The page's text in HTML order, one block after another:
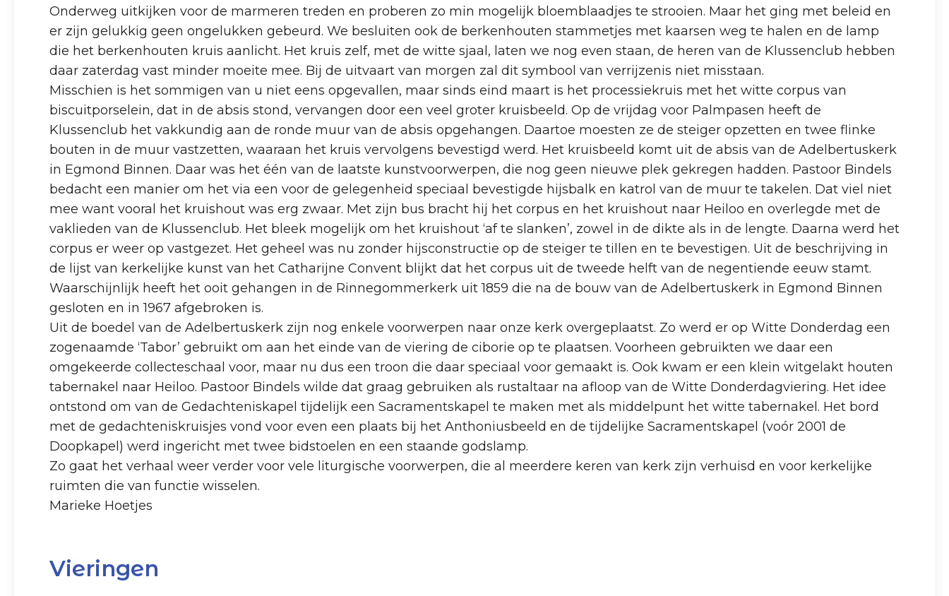
Onderweg uitkijken voor de marmeren treden en proberen zo min mogelijk bloemblaadjes te strooien. Maar het ging met beleid en
er zijn gelukkig geen ongelukken gebeurd. We besluiten ook de berkenhouten stammetjes met kaarsen weg te halen en de lamp
die het berkenhouten kruis aanlicht. Het kruis zelf, met de witte sjaal, laten we nog even staan, de heren van de Klussenclub hebben
daar zaterdag vast minder moeite mee. Bij de uitvaart van morgen zal dit symbool van verrijzenis niet misstaan.
Misschien is het sommigen van u niet eens opgevallen, maar sinds eind maart is het processiekruis met het witte corpus van
biscuitporselein, dat in de absis stond, vervangen door een veel groter kruisbeeld. Op de vrijdag voor Palmpasen heeft de
Klussenclub het vakkundig aan de ronde muur van de absis opgehangen. Daartoe moesten ze de steiger opzetten en twee flinke
bouten in de muur vastzetten, waaraan het kruis vervolgens bevestigd werd. Het kruisbeeld komt uit de absis van de Adelbertuskerk
in Egmond Binnen. Daar was het één van de laatste kunstvoorwerpen, die nog geen nieuwe plek gekregen hadden. Pastoor Bindels
bedacht een manier om het via een voor de gelegenheid speciaal bevestigde hijsbalk en katrol van de muur te takelen. Dat viel niet
mee want vooral het kruishout was erg zwaar. Met zijn bus bracht hij het corpus en het kruishout naar Heiloo en overlegde met de
vaklieden van de Klussenclub. Het bleek mogelijk om het kruishout ‘af te slanken’, zowel in de dikte als in de lengte. Daarna werd het
corpus er weer op vastgezet. Het geheel was nu zonder hijsconstructie op de steiger te tillen en te bevestigen. Uit de beschrijving in
de lijst van kerkelijke kunst van het Catharijne Convent blijkt dat het corpus uit de tweede helft van de negentiende eeuw stamt.
Waarschijnlijk heeft het ooit gehangen in de Rinnegommerkerk uit 1859 die na de bouw van de Adelbertuskerk in Egmond Binnen
gesloten en in 1967 afgebroken is.
Uit de boedel van de Adelbertuskerk zijn nog enkele voorwerpen naar onze kerk overgeplaatst. Zo werd er op Witte Donderdag een
zogenaamde ‘Tabor’ gebruikt om aan het einde van de viering de ciborie op te plaatsen. Voorheen gebruikten we daar een
omgekeerde collecteschaal voor, maar nu dus een troon die daar speciaal voor gemaakt is. Ook kwam er een klein witgelakt houten
tabernakel naar Heiloo. Pastoor Bindels wilde dat graag gebruiken als rustaltaar na afloop van de Witte Donderdagviering. Het idee
ontstond om van de Gedachteniskapel tijdelijk een Sacramentskapel te maken met als middelpunt het witte tabernakel. Het bord
met de gedachteniskruisjes vond voor even een plaats bij het Anthoniusbeeld en de tijdelijke Sacramentskapel (voór 2001 de
Doopkapel) werd ingericht met twee bidstoelen en een staande godslamp.
Zo gaat het verhaal weer verder voor vele liturgische voorwerpen, die al meerdere keren van kerk zijn verhuisd en voor kerkelijke
ruimten die van functie wisselen.
Marieke Hoetjes
Vieringen